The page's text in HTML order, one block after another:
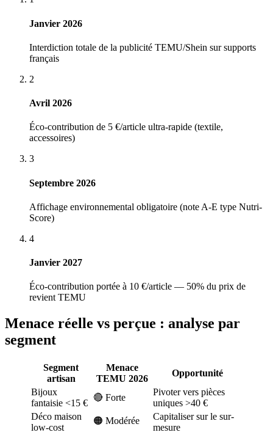
Janvier 2026
Interdiction totale de la publicité TEMU/Shein sur supports
français
2
Avril 2026
Éco-contribution de 5 €/article ultra-rapide (textile,
accessoires)
3
Septembre 2026
Affichage environnemental obligatoire (note A-E type Nutri-
Score)
4
Janvier 2027
Éco-contribution portée à 10 €/article — 50% du prix de
revient TEMU
Menace réelle vs perçue : analyse par
segment
Segment
artisan
Menace
TEMU 2026
Opportunité
Bijoux
fantaisie <15 €
🔴 Forte
Pivoter vers pièces
uniques >40 €
Déco maison
low-cost
🟠 Modérée
Capitaliser sur le sur-
mesure